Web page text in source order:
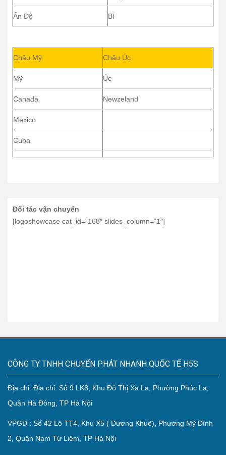
Ấn Độ Bỉ
Châu Mỹ Châu Úc
Mỹ Úc
Canada Newzeland
Mexico
Cuba
Đối tác vận chuyển
[logoshowcase cat_id=”168″ slides_column=”1″]
CÔNG TY TNHH CHUYỂN PHÁT NHANH QUỐC TẾ H5S
Địa chỉ: Địa chỉ: Số 9 LK8, Khu Đô Thị Xa La, Phường Phúc La,
Quận Hà Đông, TP Hà Nội
VPGD : Số 42 Lô TT4, Khu X5 ( Dương Khuê), Phường Mỹ Đình
2, Quận Nam Từ Liêm, TP Hà Nội